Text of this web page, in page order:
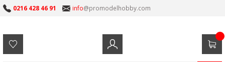
0216 428 46 91 info@promodelhobby.com